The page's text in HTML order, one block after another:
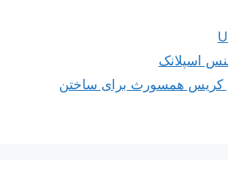
اسپلانک
کریس همسورث برای ساختن